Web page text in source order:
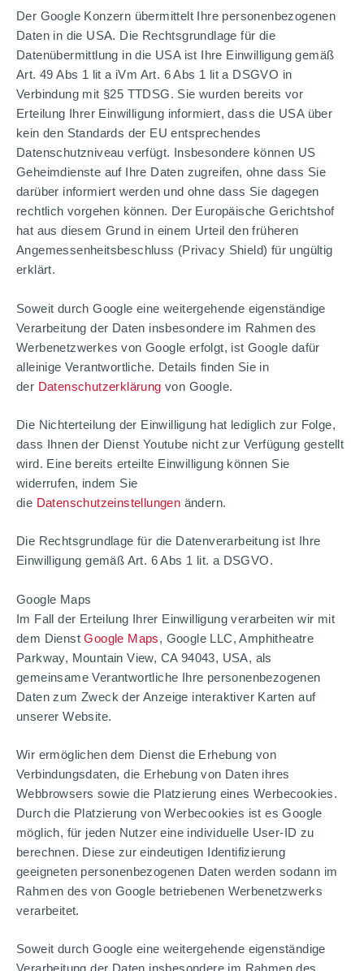
Der Google Konzern übermittelt Ihre personenbezogenen
Daten in die USA. Die Rechtsgrundlage für die
Datenübermittlung in die USA ist Ihre Einwilligung gemäß
Art. 49 Abs 1 lit a iVm Art. 6 Abs 1 lit a DSGVO in
Verbindung mit §25 TTDSG. Sie wurden bereits vor
Erteilung Ihrer Einwilligung informiert, dass die USA über
kein den Standards der EU entsprechendes
Datenschutzniveau verfügt. Insbesondere können US
Geheimdienste auf Ihre Daten zugreifen, ohne dass Sie
darüber informiert werden und ohne dass Sie dagegen
rechtlich vorgehen können. Der Europäische Gerichtshof
hat aus diesem Grund in einem Urteil den früheren
Angemessenheitsbeschluss (Privacy Shield) für ungültig
erklärt.
Soweit durch Google eine weitergehende eigenständige
Verarbeitung der Daten insbesondere im Rahmen des
Werbenetzwerkes von Google erfolgt, ist Google dafür
alleinige Verantwortliche. Details finden Sie in
der Datenschutzerklärung von Google.
Die Nichterteilung der Einwilligung hat lediglich zur Folge,
dass Ihnen der Dienst Youtube nicht zur Verfügung gestellt
wird. Eine bereits erteilte Einwilligung können Sie
widerrufen, indem Sie
die Datenschutzeinstellungen ändern.
Die Rechtsgrundlage für die Datenverarbeitung ist Ihre
Einwilligung gemäß Art. 6 Abs 1 lit. a DSGVO.
Google Maps
Im Fall der Erteilung Ihrer Einwilligung verarbeiten wir mit
dem DienstGoogle Maps, Google LLC, Amphitheatre
Parkway, Mountain View, CA 94043, USA, als
gemeinsame Verantwortliche Ihre personenbezogenen
Daten zum Zweck der Anzeige interaktiver Karten auf
unserer Website.
Wir ermöglichen dem Dienst die Erhebung von
Verbindungsdaten, die Erhebung von Daten ihres
Webbrowsers sowie die Platzierung eines Werbecookies.
Durch die Platzierung von Werbecookies ist es Google
möglich, für jeden Nutzer eine individuelle User-ID zu
berechnen. Diese zur eindeutigen Identifizierung
geeigneten personenbezogenen Daten werden sodann im
Rahmen des von Google betriebenen Werbenetzwerks
verarbeitet.
Soweit durch Google eine weitergehende eigenständige